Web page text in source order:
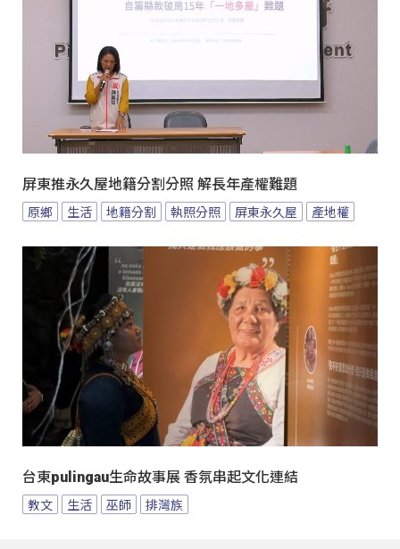
屏東推永久屋地籍分割分照 解長年產權難題
原鄉 生活 地籍分割 執照分照 屏東永久屋 產地權
台東pulingau生命故事展 香氛串起文化連結
教文 生活 巫師 排灣族